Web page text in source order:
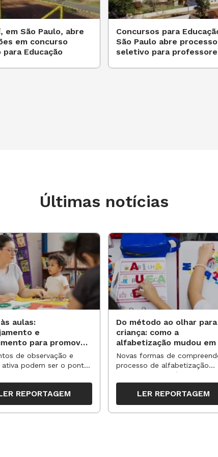
em São Paulo, abre
em concurso
para Educação
Concursos para
São Paulo abre processo
seletivo para
Últimas notícias
aulas:
e
para promover
aprendizagens
de observação e
ativa podem ser o ponto
espaços e propostas no
semestre
REPORTAGEM
Do método ao olhar para
criança: como a
alfabetização mudou em
anos?
Novas formas de
processo de alfabetização
influenciaram políticas e
práticas, transformando o
da leitura e da escrita
LER REPORTAGEM